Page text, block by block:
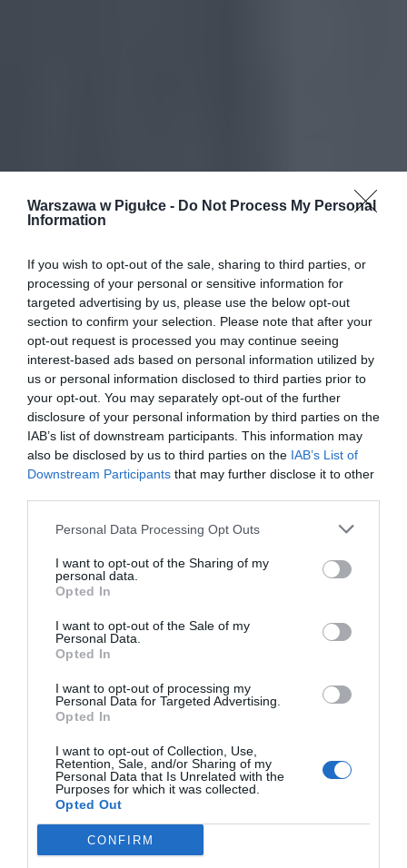
Warszawa w Pigułce - Do Not Process My Personal
Information
If you wish to opt-out of the sale, sharing to third parties, or
processing of your personal or sensitive information for
targeted advertising by us, please use the below opt-out
section to confirm your selection. Please note that after your
opt-out request is processed you may continue seeing
interest-based ads based on personal information utilized by
us or personal information disclosed to third parties prior to
your opt-out. You may separately opt-out of the further
disclosure of your personal information by third parties on the
IAB’s list of downstream participants. This information may
also be disclosed by us to third parties on the IAB’s List of
Downstream Participants that may further disclose it to other
Personal Data Processing Opt Outs
I want to opt-out of the Sharing of my
personal data.
Opted In
I want to opt-out of the Sale of my
Personal Data.
Opted In
I want to opt-out of processing my
Personal Data for Targeted Advertising.
Opted In
I want to opt-out of Collection, Use,
Retention, Sale, and/or Sharing of my
Personal Data that Is Unrelated with the
Purposes for which it was collected.
Opted Out
CONFIRM